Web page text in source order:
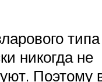
типа
никогда не
Поэтому